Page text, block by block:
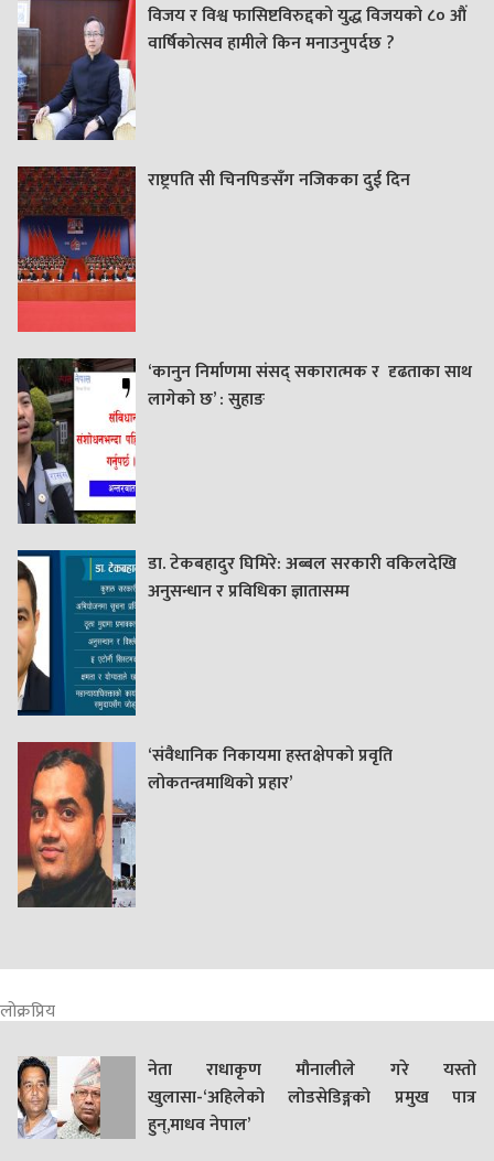
विजय र विश्व फासिष्टविरुद्दको युद्ध विजयको ८० औं
वार्षिकोत्सव हामीले किन मनाउनुपर्दछ ?
राष्ट्रपति सी चिनपिङसँग नजिकका दुई दिन
‘कानुन निर्माणमा संसद् सकारात्मक र दृढताका साथ
लागेको छ’ : सुहाङ
डा. टेकबहादुर घिमिरे: अब्बल सरकारी वकिलदेखि
अनुसन्धान र प्रविधिका ज्ञातासम्म
‘संवैधानिक निकायमा हस्तक्षेपको प्रवृति
लोकतन्त्रमाथिको प्रहार’
लोक्रप्रिय
नेता राधाकृण मौनालीले गरे यस्तो
खुलासा-‘अहिलेको लोडसेडिङ्गको प्रमुख पात्र
हुन्,माधव नेपाल’